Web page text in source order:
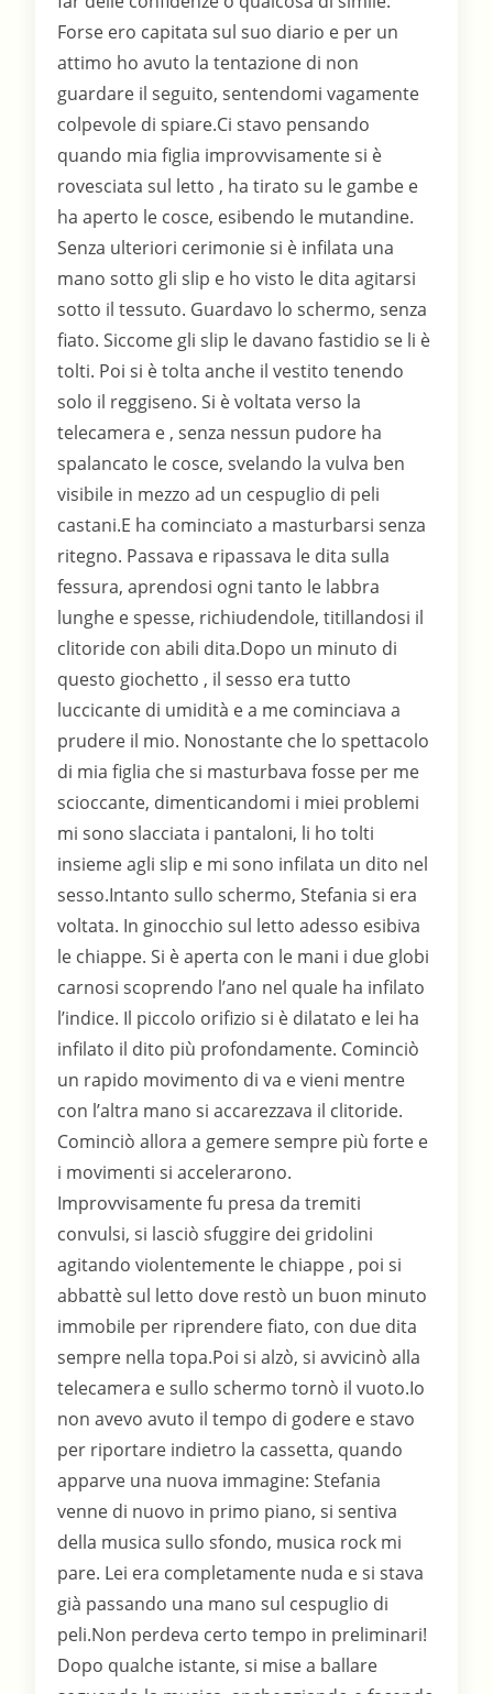
Forse ero capitata sul suo diario e per un
attimo ho avuto la tentazione di non
guardare il seguito, sentendomi vagamente
colpevole di spiare.Ci stavo pensando
quando mia figlia improvvisamente si è
rovesciata sul letto , ha tirato su le gambe e
ha aperto le cosce, esibendo le mutandine.
Senza ulteriori cerimonie si è infilata una
mano sotto gli slip e ho visto le dita agitarsi
sotto il tessuto. Guardavo lo schermo, senza
fiato. Siccome gli slip le davano fastidio se li è
tolti. Poi si è tolta anche il vestito tenendo
solo il reggiseno. Si è voltata verso la
telecamera e , senza nessun pudore ha
spalancato le cosce, svelando la vulva ben
visibile in mezzo ad un cespuglio di peli
castani.E ha cominciato a masturbarsi senza
ritegno. Passava e ripassava le dita sulla
fessura, aprendosi ogni tanto le labbra
lunghe e spesse, richiudendole, titillandosi il
clitoride con abili dita.Dopo un minuto di
questo giochetto , il sesso era tutto
luccicante di umidità e a me cominciava a
prudere il mio. Nonostante che lo spettacolo
di mia figlia che si masturbava fosse per me
scioccante, dimenticandomi i miei problemi
mi sono slacciata i pantaloni, li ho tolti
insieme agli slip e mi sono infilata un dito nel
sesso.Intanto sullo schermo, Stefania si era
voltata. In ginocchio sul letto adesso esibiva
le chiappe. Si è aperta con le mani i due globi
carnosi scoprendo l’ano nel quale ha infilato
l’indice. Il piccolo orifizio si è dilatato e lei ha
infilato il dito più profondamente. Cominciò
un rapido movimento di va e vieni mentre
con l’altra mano si accarezzava il clitoride.
Cominciò allora a gemere sempre più forte e
i movimenti si accelerarono.
Improvvisamente fu presa da tremiti
convulsi, si lasciò sfuggire dei gridolini
agitando violentemente le chiappe , poi si
abbattè sul letto dove restò un buon minuto
immobile per riprendere fiato, con due dita
sempre nella topa.Poi si alzò, si avvicinò alla
telecamera e sullo schermo tornò il vuoto.Io
non avevo avuto il tempo di godere e stavo
per riportare indietro la cassetta, quando
apparve una nuova immagine: Stefania
venne di nuovo in primo piano, si sentiva
della musica sullo sfondo, musica rock mi
pare. Lei era completamente nuda e si stava
già passando una mano sul cespuglio di
peli.Non perdeva certo tempo in preliminari!
Dopo qualche istante, si mise a ballare